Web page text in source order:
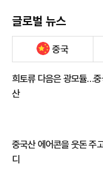
글로벌 뉴스
중국
희토류 다음은 광모듈…
산
중국산 에어콘을 웃돈 주
디